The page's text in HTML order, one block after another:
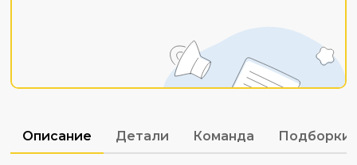
Описание Детали Команда Подборки